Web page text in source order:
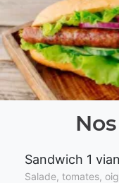
Sandwich 1
Salade, tomates,